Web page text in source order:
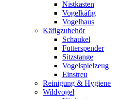
Nistkasten
Vogelkäfig
Vogelhaus
Käfigzubehör
Schaukel
Futterspender
Sitzstange
Vogelspielzeug
Einstreu
Reinigung & Hygiene
Wildvogel